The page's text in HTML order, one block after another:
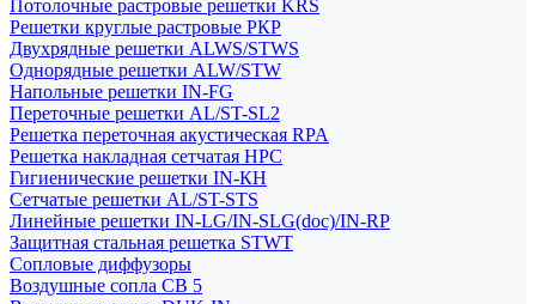
Потолочные растровые решетки KRS
Решетки круглые растровые РКР
Двухрядные решетки ALWS/STWS
Однорядные решетки ALW/STW
Напольные решетки IN-FG
Переточные решетки AL/ST-SL2
Решетка переточная акустическая RPA
Решетка накладная сетчатая НРС
Гигиенические решетки IN-КН
Сетчатые решетки AL/ST-STS
Линейные решетки IN-LG/IN-SLG(doc)/IN-RP
Защитная стальная решетка STWT
Сопловые диффузоры
Воздушные сопла СВ 5